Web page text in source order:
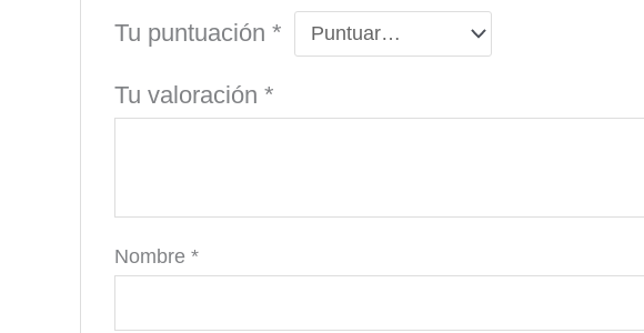
Tu puntuación*
Tu valoración*
Nombre*